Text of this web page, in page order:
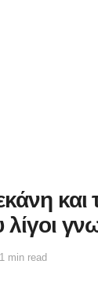
και
min read